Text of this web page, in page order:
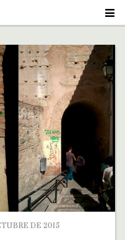
DE 2015